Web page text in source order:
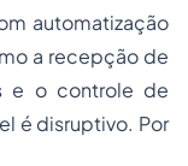
automatização
a recepção de
e o controle de
é disruptivo. Por